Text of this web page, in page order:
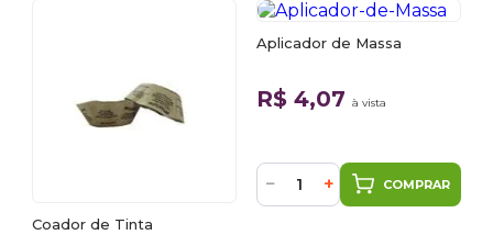
Coador de Tinta
Aplicador de Massa
R$ 4,07 à vista
− + COMPRAR